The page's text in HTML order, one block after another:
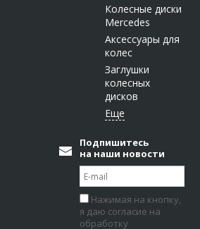
Колесные диски
Mercedes
Аксессуары для
колес
Заглушки
колесных
дисков
Подпишитесь
на наши новости
Нажимая на кнопку,
я даю согласие на
обработку